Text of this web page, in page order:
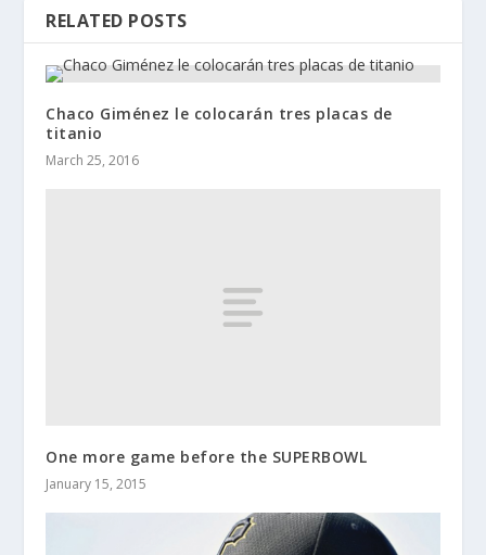
RELATED POSTS
Chaco Giménez le colocarán tres placas de
titanio
March 25, 2016
One more game before the SUPERBOWL
January 15, 2015